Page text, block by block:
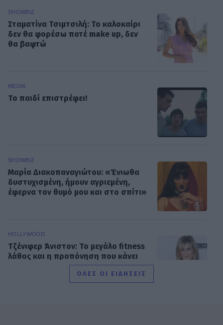
SHOWBIZ
Σταματίνα Τσιμτσιλή: Το καλοκαίρι
δεν θα φορέσω ποτέ make up, δεν
θα βαφτώ
MEDIA
Το παιδί επιστρέφει!
SHOWBIZ
Μαρία Διακοπαναγιώτου: «Ένιωθα
δυστυχισμένη, ήμουν αγριεμένη,
έφερνα τον θυμό μου και στο σπίτι»
HOLLYWOOD
Τζένιφερ Άνιστον: Το μεγάλο fitness
λάθος και η προπόνηση που κάνει
και έχει αλλάξει το σώμα της
ΟΛΕΣ ΟΙ ΕΙΔΗΣΕΙΣ